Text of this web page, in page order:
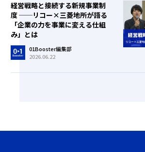
経営戦略と接続する新規事業制
度 ──リコー×三菱地所が語る
「企業の力を事業に変える仕組
み」とは
01Booster編集部
2026.06.22